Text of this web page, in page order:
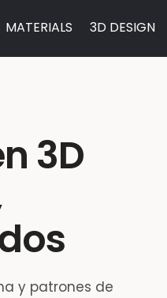
MATERIALS 3D DESIGN
3D
y patrones de